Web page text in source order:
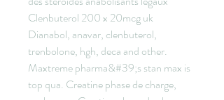
Clenbuterol 200 x 20mcg uk
Dianabol, anavar, clenbuterol,
trenbolone, hgh, deca and other.
Maxtreme pharma&#39;s stan max is
top qua. Creatine phase de charge,